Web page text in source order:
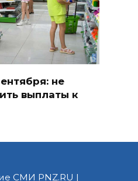
не
выплаты к
СМИ PNZ.RU |